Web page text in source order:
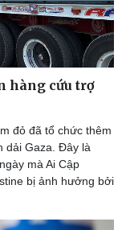
máy
hàng cứu trợ
đỏ đã tổ chức thêm
dải Gaza. Đây là
mà Ai Cập
bị ảnh hưởng bởi